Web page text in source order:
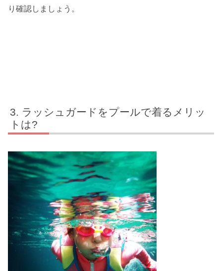
り確認しましょう。
ラッシュガードをプールで着るメリッ
トは?